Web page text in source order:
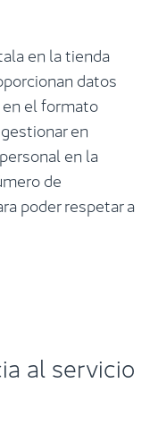
en la tienda
datos
el formato
en
en la
de
poder respetar a
al servicio